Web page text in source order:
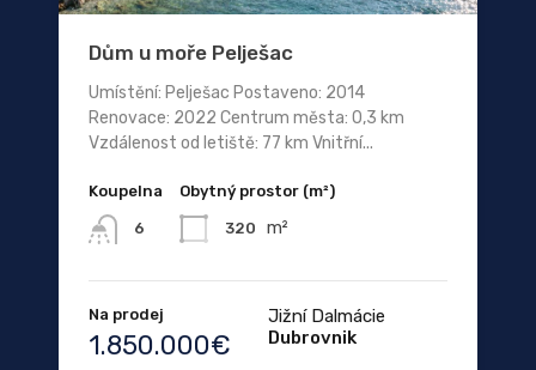
Dům u moře Pelješac
Umístění: Pelješac Postaveno: 2014
Renovace: 2022 Centrum města: 0,3 km
Vzdálenost od letiště: 77 km Vnitřní...
Koupelna
6
Obytný prostor (m²)
320 m²
Na prodej
1.850.000€
Jižní Dalmácie
Dubrovnik